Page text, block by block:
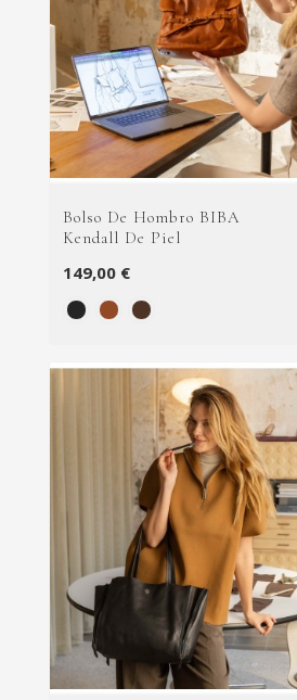
Bolso De Hombro BIBA
Kendall De Piel
149,00 €